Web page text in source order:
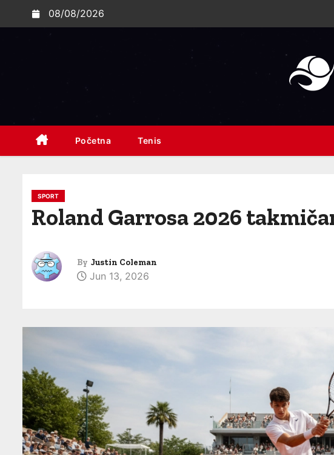
k
o
08/08/2026
Početna Tenis
SPORT
Roland Garrosa 2026
By Justin Coleman
Jun 13, 2026